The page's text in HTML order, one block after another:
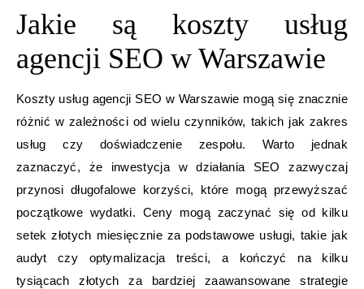
Jakie są koszty usług
agencji SEO w Warszawie
Koszty usług agencji SEO w Warszawie mogą się znacznie
różnić w zależności od wielu czynników, takich jak zakres
usług czy doświadczenie zespołu. Warto jednak
zaznaczyć, że inwestycja w działania SEO zazwyczaj
przynosi długofalowe korzyści, które mogą przewyższać
początkowe wydatki. Ceny mogą zaczynać się od kilku
setek złotych miesięcznie za podstawowe usługi, takie jak
audyt czy optymalizacja treści, a kończyć na kilku
tysiącach złotych za bardziej zaawansowane strategie